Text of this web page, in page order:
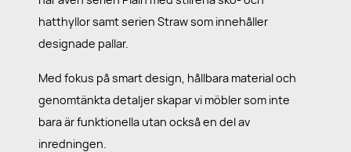
hatthyllor samt serien Straw som innehåller
designade pallar.
Med fokus på smart design, hållbara material och
genomtänkta detaljer skapar vi möbler som inte
bara är funktionella utan också en del av
inredningen.